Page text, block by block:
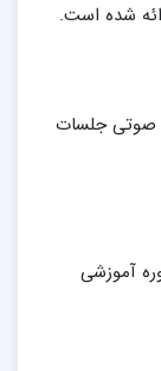
شده است.
صوتی جلسات
آموزشی